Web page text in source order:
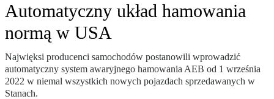
Automatyczny układ hamowania
normą w USA
Najwięksi producenci samochodów postanowili wprowadzić
automatyczny system awaryjnego hamowania AEB od 1 września
2022 w niemal wszystkich nowych pojazdach sprzedawanych w
Stanach.